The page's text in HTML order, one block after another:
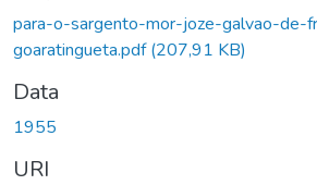
para-o-sargento-mor-joze-galvao-de-
goaratingueta.pdf(207,91 KB)
Data
1955
URI